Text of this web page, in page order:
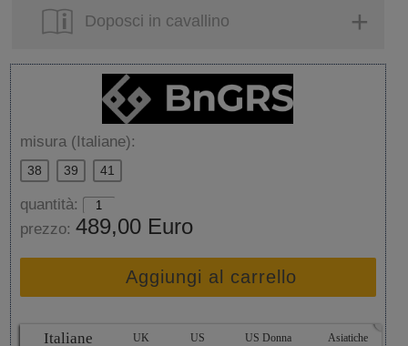
Doposci in cavallino
misura (Italiane):
38 39 41
quantità:
prezzo: 489,00 Euro
Aggiungi al carrello
Italiane UK US US Donna
Asiatiche
x